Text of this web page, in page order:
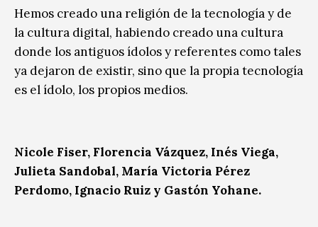
Hemos creado una religión de la tecnología y de
la cultura digital, habiendo creado una cultura
donde los antiguos ídolos y referentes como tales
ya dejaron de existir, sino que la propia tecnología
es el ídolo, los propios medios.
Nicole Fiser, Florencia Vázquez, Inés Viega,
Julieta Sandobal, María Victoria Pérez
Perdomo, Ignacio Ruiz y Gastón Yohane.